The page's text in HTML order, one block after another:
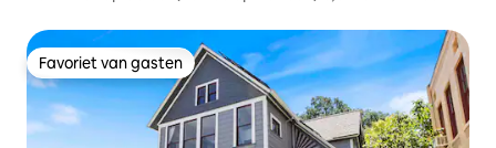
Favoriet van gasten
Favoriet van gasten